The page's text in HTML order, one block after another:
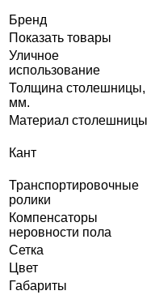
Бренд
Показать товары
Уличное
использование
Толщина столешницы,
мм.
Материал столешницы
Кант
Транспортировочные
ролики
Компенсаторы
неровности пола
Сетка
Цвет
Габариты